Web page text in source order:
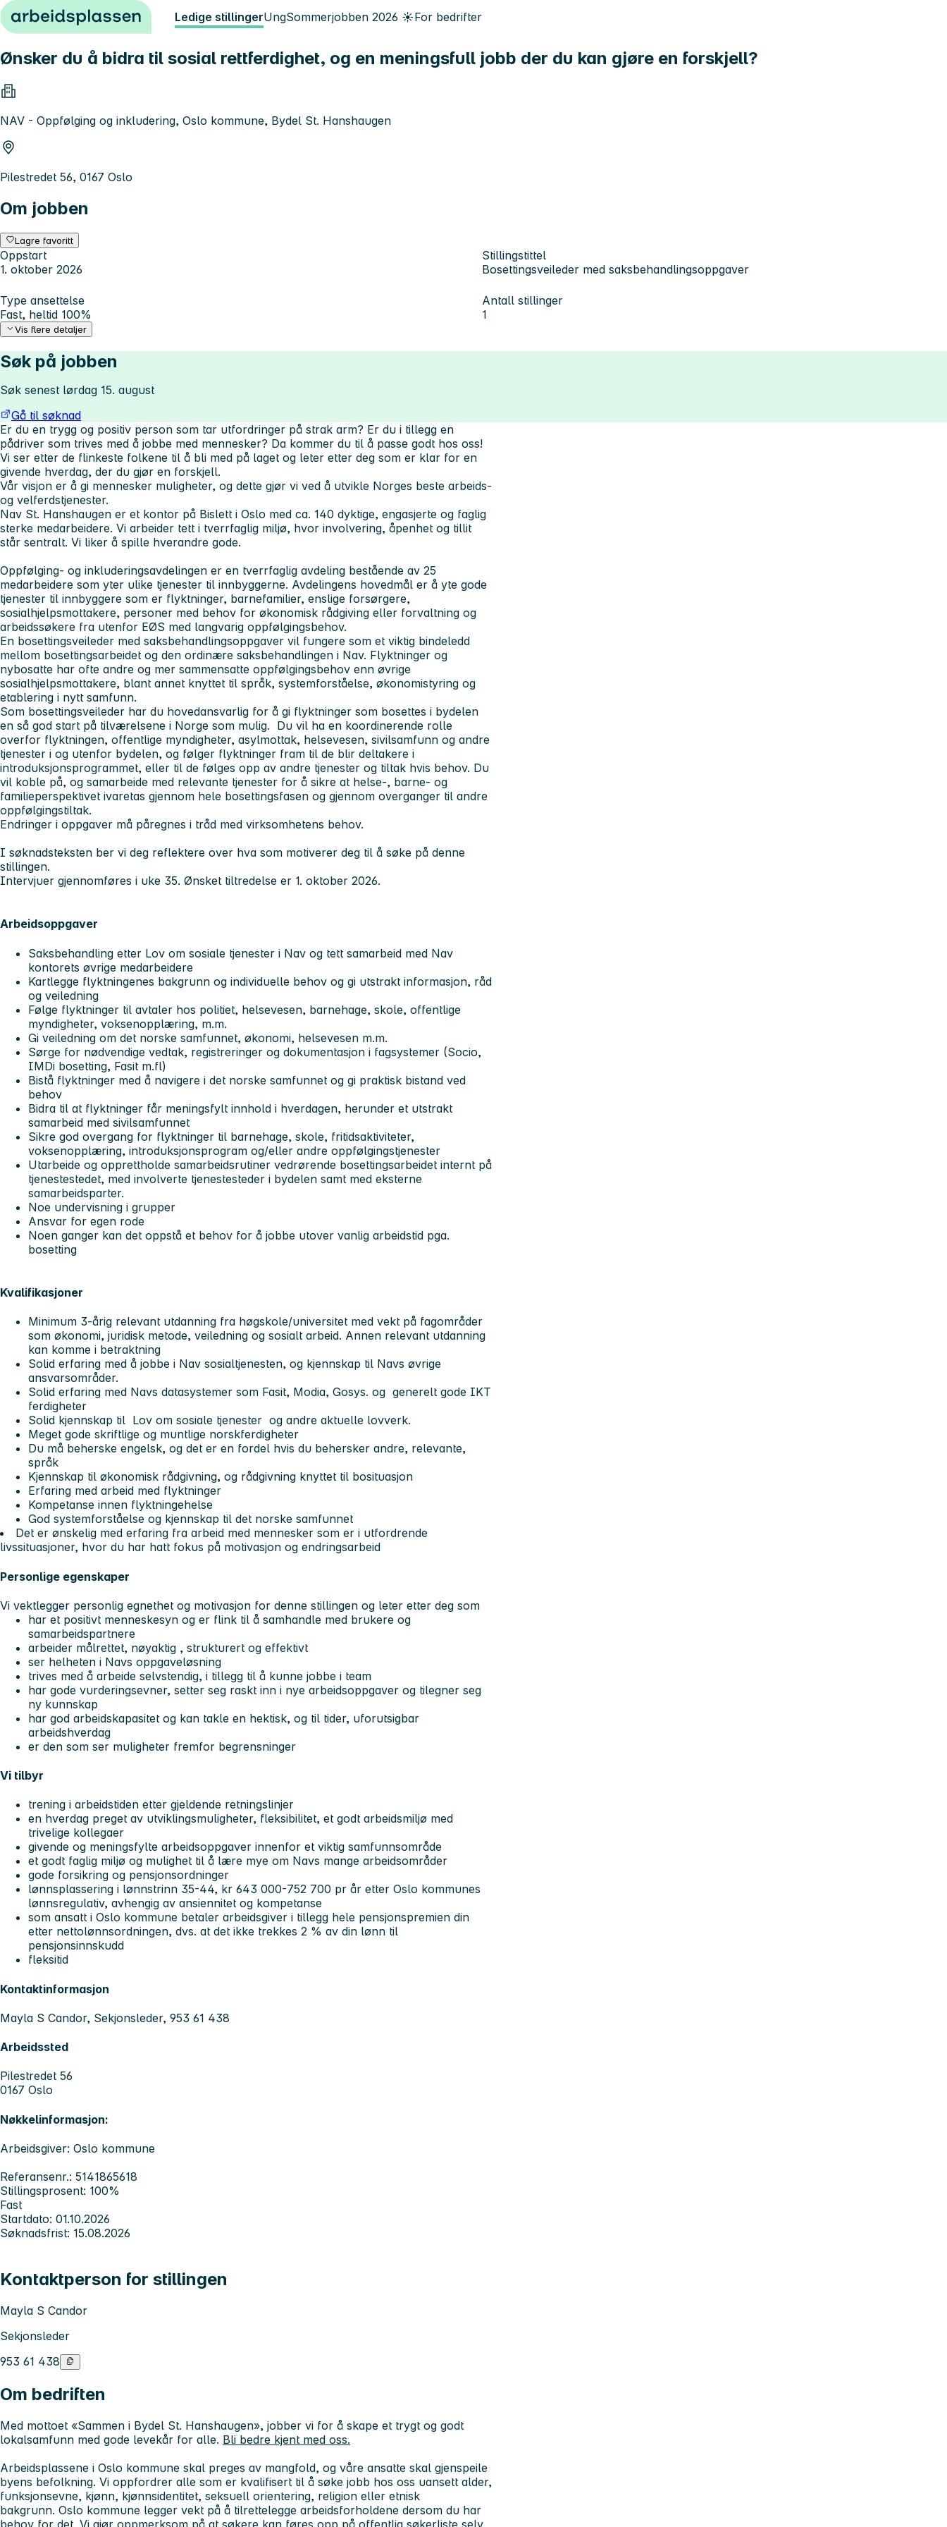
Hopp til innhold Ledige stillingerUngSommerjobben 2026 ☀️For bedrifter
Ønsker du å bidra til sosial rettferdighet, og en meningsfull jobb der du kan gjøre en forskjell?
NAV - Oppfølging og inkludering, Oslo kommune, Bydel St. Hanshaugen
Pilestredet 56, 0167 Oslo
Om jobben
Lagre favoritt
Oppstart
1. oktober 2026
Stillingstittel
Bosettingsveileder med saksbehandlingsoppgaver
Type ansettelse
Fast, heltid 100%
Antall stillinger
1
Vis flere detaljer
Søk på jobben
Søk senest lørdag 15. august
Gå til søknad
Er du en trygg og positiv person som tar utfordringer på strak arm? Er du i tillegg en
pådriver som trives med å jobbe med mennesker? Da kommer du til å passe godt hos oss!
Vi ser etter de flinkeste folkene til å bli med på laget og leter etter deg som er klar for en
givende hverdag, der du gjør en forskjell.
Vår visjon er å gi mennesker muligheter, og dette gjør vi ved å utvikle Norges beste arbeids-
og velferdstjenester.
Nav St. Hanshaugen er et kontor på Bislett i Oslo med ca. 140 dyktige, engasjerte og faglig
sterke medarbeidere. Vi arbeider tett i tverrfaglig miljø, hvor involvering, åpenhet og tillit
står sentralt. Vi liker å spille hverandre gode.
Oppfølging- og inkluderingsavdelingen er en tverrfaglig avdeling bestående av 25
medarbeidere som yter ulike tjenester til innbyggerne. Avdelingens hovedmål er å yte gode
tjenester til innbyggere som er flyktninger, barnefamilier, enslige forsørgere,
sosialhjelpsmottakere, personer med behov for økonomisk rådgiving eller forvaltning og
arbeidssøkere fra utenfor EØS med langvarig oppfølgingsbehov.
En bosettingsveileder med saksbehandlingsoppgaver vil fungere som et viktig bindeledd
mellom bosettingsarbeidet og den ordinære saksbehandlingen i Nav. Flyktninger og
nybosatte har ofte andre og mer sammensatte oppfølgingsbehov enn øvrige
sosialhjelpsmottakere, blant annet knyttet til språk, systemforståelse, økonomistyring og
etablering i nytt samfunn.
Som bosettingsveileder har du hovedansvarlig for å gi flyktninger som bosettes i bydelen
en så god start på tilværelsene i Norge som mulig. Du vil ha en koordinerende rolle
overfor flyktningen, offentlige myndigheter, asylmottak, helsevesen, sivilsamfunn og andre
tjenester i og utenfor bydelen, og følger flyktninger fram til de blir deltakere i
introduksjonsprogrammet, eller til de følges opp av andre tjenester og tiltak hvis behov. Du
vil koble på, og samarbeide med relevante tjenester for å sikre at helse-, barne- og
familieperspektivet ivaretas gjennom hele bosettingsfasen og gjennom overganger til andre
oppfølgingstiltak.
Endringer i oppgaver må påregnes i tråd med virksomhetens behov.
I søknadsteksten ber vi deg reflektere over hva som motiverer deg til å søke på denne
stillingen.
Intervjuer gjennomføres i uke 35. Ønsket tiltredelse er 1. oktober 2026.
Arbeidsoppgaver
Saksbehandling etter Lov om sosiale tjenester i Nav og tett samarbeid med Nav
kontorets øvrige medarbeidere
Kartlegge flyktningenes bakgrunn og individuelle behov og gi utstrakt informasjon, råd
og veiledning
Følge flyktninger til avtaler hos politiet, helsevesen, barnehage, skole, offentlige
myndigheter, voksenopplæring, m.m.
Gi veiledning om det norske samfunnet, økonomi, helsevesen m.m.
Sørge for nødvendige vedtak, registreringer og dokumentasjon i fagsystemer (Socio,
IMDi bosetting, Fasit m.fl)
Bistå flyktninger med å navigere i det norske samfunnet og gi praktisk bistand ved
behov
Bidra til at flyktninger får meningsfylt innhold i hverdagen, herunder et utstrakt
samarbeid med sivilsamfunnet
Sikre god overgang for flyktninger til barnehage, skole, fritidsaktiviteter,
voksenopplæring, introduksjonsprogram og/eller andre oppfølgingstjenester
Utarbeide og opprettholde samarbeidsrutiner vedrørende bosettingsarbeidet internt på
tjenestestedet, med involverte tjenestesteder i bydelen samt med eksterne
samarbeidsparter.
Noe undervisning i grupper
Ansvar for egen rode
Noen ganger kan det oppstå et behov for å jobbe utover vanlig arbeidstid pga.
bosetting
Kvalifikasjoner
Minimum 3-årig relevant utdanning fra høgskole/universitet med vekt på fagområder
som økonomi, juridisk metode, veiledning og sosialt arbeid. Annen relevant utdanning
kan komme i betraktning
Solid erfaring med å jobbe i Nav sosialtjenesten, og kjennskap til Navs øvrige
ansvarsområder.
Solid erfaring med Navs datasystemer som Fasit, Modia, Gosys. og generelt gode IKT
ferdigheter
Solid kjennskap til Lov om sosiale tjenester og andre aktuelle lovverk.
Meget gode skriftlige og muntlige norskferdigheter
Du må beherske engelsk, og det er en fordel hvis du behersker andre, relevante,
språk
Kjennskap til økonomisk rådgivning, og rådgivning knyttet til bosituasjon
Erfaring med arbeid med flyktninger
Kompetanse innen flyktningehelse
God systemforståelse og kjennskap til det norske samfunnet
Det er ønskelig med erfaring fra arbeid med mennesker som er i utfordrende
livssituasjoner, hvor du har hatt fokus på motivasjon og endringsarbeid
Personlige egenskaper
Vi vektlegger personlig egnethet og motivasjon for denne stillingen og leter etter deg som
har et positivt menneskesyn og er flink til å samhandle med brukere og
samarbeidspartnere
arbeider målrettet, nøyaktig , strukturert og effektivt
ser helheten i Navs oppgaveløsning
trives med å arbeide selvstendig, i tillegg til å kunne jobbe i team
har gode vurderingsevner, setter seg raskt inn i nye arbeidsoppgaver og tilegner seg
ny kunnskap
har god arbeidskapasitet og kan takle en hektisk, og til tider, uforutsigbar
arbeidshverdag
er den som ser muligheter fremfor begrensninger
Vi tilbyr
trening i arbeidstiden etter gjeldende retningslinjer
en hverdag preget av utviklingsmuligheter, fleksibilitet, et godt arbeidsmiljø med
trivelige kollegaer
givende og meningsfylte arbeidsoppgaver innenfor et viktig samfunnsområde
et godt faglig miljø og mulighet til å lære mye om Navs mange arbeidsområder
gode forsikring og pensjonsordninger
lønnsplassering i lønnstrinn 35-44, kr 643 000-752 700 pr år etter Oslo kommunes
lønnsregulativ, avhengig av ansiennitet og kompetanse
som ansatt i Oslo kommune betaler arbeidsgiver i tillegg hele pensjonspremien din
etter nettolønnsordningen, dvs. at det ikke trekkes 2 % av din lønn til
pensjonsinnskudd
fleksitid
Kontaktinformasjon
Mayla S Candor, Sekjonsleder, 953 61 438
Arbeidssted
Pilestredet 56
0167 Oslo
Nøkkelinformasjon:
Arbeidsgiver: Oslo kommune
Referansenr.: 5141865618
Stillingsprosent: 100%
Fast
Startdato: 01.10.2026
Søknadsfrist: 15.08.2026
Kontaktperson for stillingen
Mayla S Candor
Sekjonsleder
953 61 438
Om bedriften
Med mottoet «Sammen i Bydel St. Hanshaugen», jobber vi for å skape et trygt og godt
lokalsamfunn med gode levekår for alle. Bli bedre kjent med oss.
Arbeidsplassene i Oslo kommune skal preges av mangfold, og våre ansatte skal gjenspeile
byens befolkning. Vi oppfordrer alle som er kvalifisert til å søke jobb hos oss uansett alder,
funksjonsevne, kjønn, kjønnsidentitet, seksuell orientering, religion eller etnisk
bakgrunn. Oslo kommune legger vekt på å tilrettelegge arbeidsforholdene dersom du har
behov for det. Vi gjør oppmerksom på at søkere kan føres opp på offentlig søkerliste selv